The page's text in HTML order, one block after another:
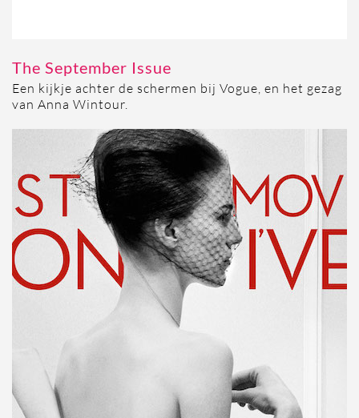
The September Issue
Een kijkje achter de schermen bij Vogue, en het gezag
van Anna Wintour.